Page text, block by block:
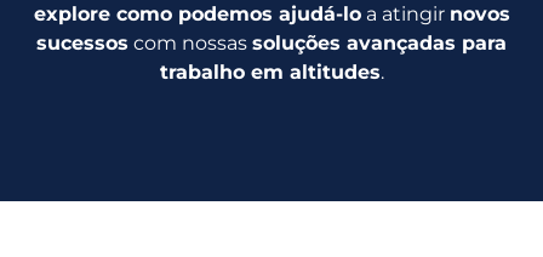
explore como podemos ajudá-loa atingir novos
sucessos com nossas soluções avançadas para
trabalho em altitudes.